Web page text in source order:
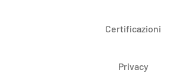
Certificazioni
Privacy